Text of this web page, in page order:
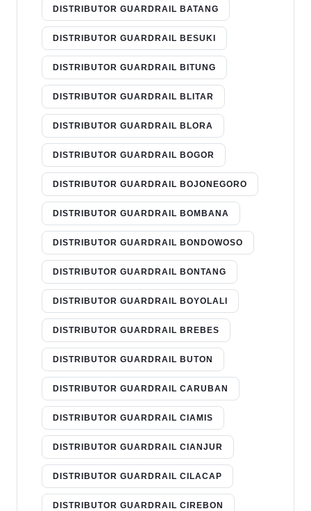
DISTRIBUTOR GUARDRAIL BATANG
DISTRIBUTOR GUARDRAIL BESUKI
DISTRIBUTOR GUARDRAIL BITUNG
DISTRIBUTOR GUARDRAIL BLITAR
DISTRIBUTOR GUARDRAIL BLORA
DISTRIBUTOR GUARDRAIL BOGOR
DISTRIBUTOR GUARDRAIL BOJONEGORO
DISTRIBUTOR GUARDRAIL BOMBANA
DISTRIBUTOR GUARDRAIL BONDOWOSO
DISTRIBUTOR GUARDRAIL BONTANG
DISTRIBUTOR GUARDRAIL BOYOLALI
DISTRIBUTOR GUARDRAIL BREBES
DISTRIBUTOR GUARDRAIL BUTON
DISTRIBUTOR GUARDRAIL CARUBAN
DISTRIBUTOR GUARDRAIL CIAMIS
DISTRIBUTOR GUARDRAIL CIANJUR
DISTRIBUTOR GUARDRAIL CILACAP
DISTRIBUTOR GUARDRAIL CIREBON